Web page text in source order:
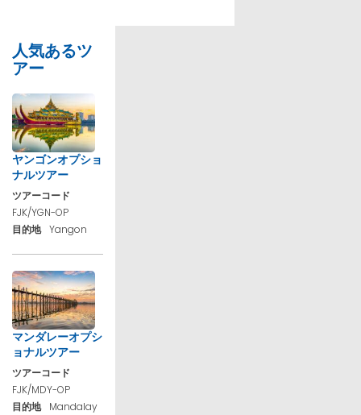
人気あるツ
アー
ヤンゴンオプショ
ナルツアー
ツアーコード
FJK/YGN-OP
目的地 Yangon
マンダレーオプシ
ョナルツアー
ツアーコード
FJK/MDY-OP
目的地
Mandalay